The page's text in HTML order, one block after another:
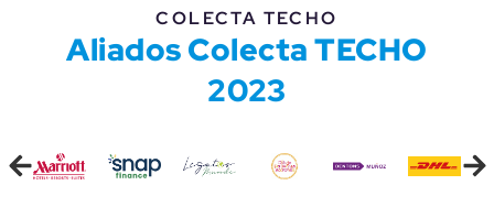
COLECTA TECHO
Aliados Colecta TECHO
2023